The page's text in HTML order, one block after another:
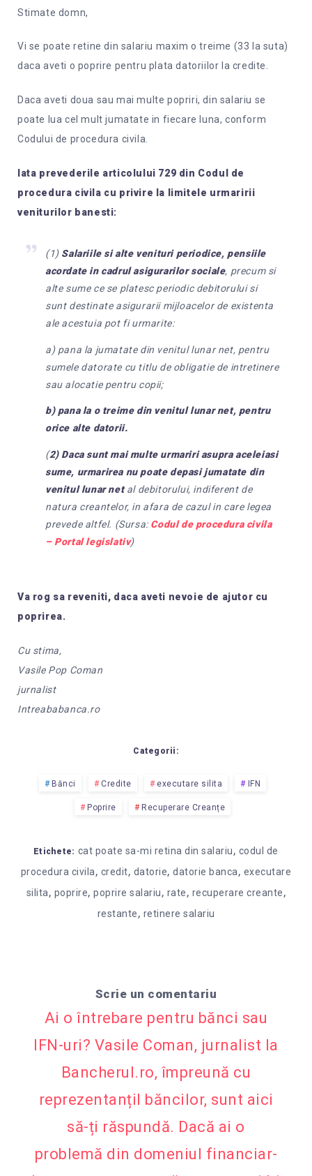
Stimate domn,
Vi se poate retine din salariu maxim o treime (33 la suta)
daca aveti o poprire pentru plata datoriilor la credite.
Daca aveti doua sau mai multe popriri, din salariu se
poate lua cel mult jumatate in fiecare luna, conform
Codului de procedura civila.
Iata prevederile articolului 729 din Codul de
procedura civila cu privire la limitele urmaririi
veniturilor banesti:
(1) Salariile si alte venituri periodice, pensiile
acordate in cadrul asigurarilor sociale, precum si
alte sume ce se platesc periodic debitorului si
sunt destinate asigurarii mijloacelor de existenta
ale acestuia pot fi urmarite:
a) pana la jumatate din venitul lunar net, pentru
sumele datorate cu titlu de obligatie de intretinere
sau alocatie pentru copii;
b) pana la o treime din venitul lunar net, pentru
orice alte datorii.
(2) Daca sunt mai multe urmariri asupra aceleiasi
sume, urmarirea nu poate depasi jumatate din
venitul lunar netal debitorului, indiferent de
natura creantelor, in afara de cazul in care legea
prevede altfel. (Sursa: Codul de procedura civila
– Portal legislativ)
Va rog sa reveniti, daca aveti nevoie de ajutor cu
poprirea.
Cu stima,
Vasile Pop Coman
jurnalist
Intreababanca.ro
Categorii:
Bănci Credite executare silita IFN
Poprire Recuperare Creanțe
Etichete: cat poate sa-mi retina din salariu, codul de
procedura civila, credit, datorie,datorie banca, executare
silita, poprire,poprire salariu, rate, recuperare creante,
restante, retinere salariu
Scrie un comentariu
Ai o întrebare pentru bănci sau
IFN-uri? Vasile Coman, jurnalist la
Bancherul.ro, împreună cu
reprezentanțiI băncilor, sunt aici
să-ți răspundă. Dacă ai o
problemă din domeniul financiar-